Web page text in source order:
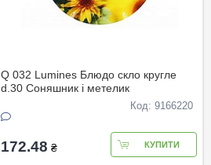
Q 032 Lumines Блюдо скло кругле
d.30 Соняшник і метелик
Код: 9166220
172.48 ₴ КУПИТИ